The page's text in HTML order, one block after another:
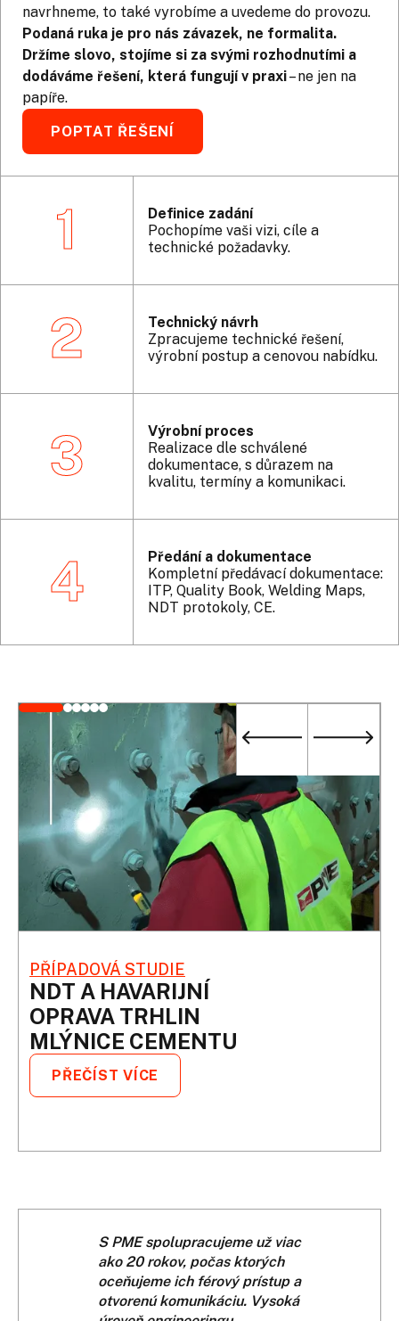
navrhneme, to také vyrobíme a uvedeme do provozu.
Podaná ruka je pro nás závazek, ne formalita.
Držíme slovo, stojíme si za svými rozhodnutími a
dodáváme řešení, která fungují v praxi– ne jen na
papíře.
POPTAT ŘEŠENÍ
1
Definice zadání
Pochopíme vaši vizi, cíle a
technické požadavky.
2
Technický návrh
Zpracujeme technické řešení,
výrobní postup a cenovou nabídku.
3
Výrobní proces
Realizace dle schválené
dokumentace, s důrazem na
kvalitu, termíny a komunikaci.
4
Předání a dokumentace
Kompletní předávací dokumentace:
ITP, Quality Book, Welding Maps,
NDT protokoly, CE.
PŘÍPADOVÁ STUDIE
NDT A HAVARIJNÍ
OPRAVA TRHLIN
MLÝNICE CEMENTU
PŘEČÍST VÍCE
S PME spolupracujeme už viac
ako 20 rokov, počas ktorých
oceňujeme ich férový prístup a
otvorenú komunikáciu. Vysoká